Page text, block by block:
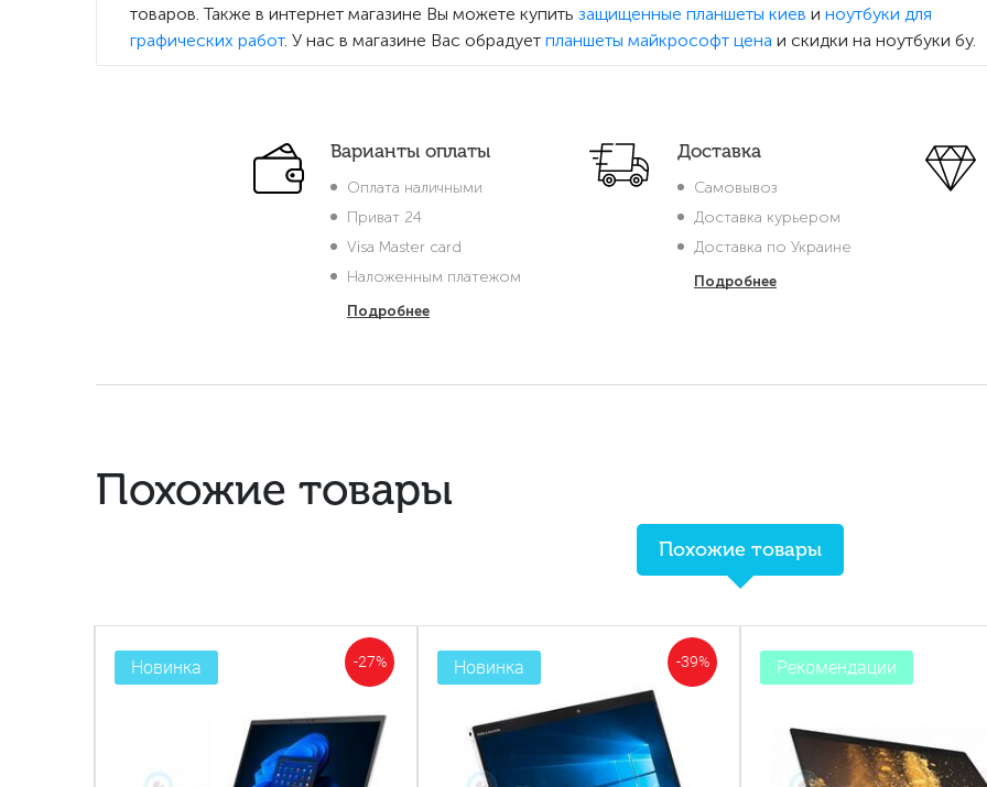
товаров. Также в интернет магазине Вы можете купить защищенные планшеты киев и ноутбуки для
графических работ. У нас в магазине Вас обрадует планшеты майкрософт цена и скидки на ноутбуки бу.
Варианты оплаты
Оплата наличными
Приват 24
Visa Master card
Наложенным платежом
Подробнее
Доставка
Самовывоз
Доставка курьером
Доставка по Украине
Подробнее
Похожие товары
Похожие товары
Новинка Рекомендации Новинка